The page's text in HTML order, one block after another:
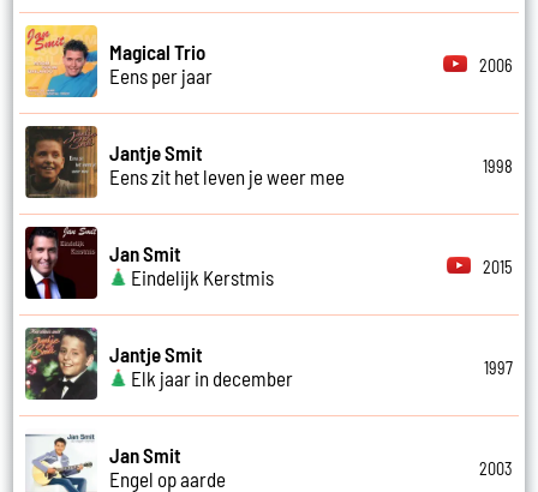
Magical Trio
Eens per jaar
2006
Jantje Smit
Eens zit het leven je weer mee
1998
Jan Smit
Eindelijk Kerstmis
2015
Jantje Smit
Elk jaar in december
1997
Jan Smit
Engel op aarde
2003